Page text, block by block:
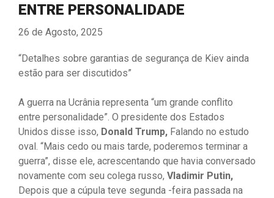
ENTRE PERSONALIDADE
26 de Agosto, 2025
“Detalhes sobre garantias de segurança de Kiev ainda
estão para ser discutidos”
A guerra na Ucrânia representa “um grande conflito
entre personalidade”. O presidente dos Estados
Unidos disse isso, Donald Trump, Falando no estudo
oval. “Mais cedo ou mais tarde, poderemos terminar a
guerra”, disse ele, acrescentando que havia conversado
novamente com seu colega russo, Vladimir Putin,
Depois que a cúpula teve segunda -feira passada na